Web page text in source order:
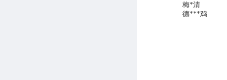
梅*清
德***鸡